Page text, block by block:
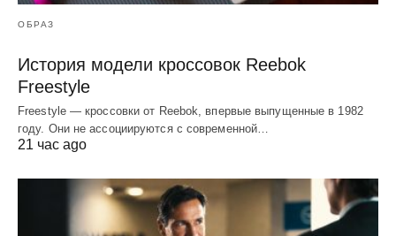
ОБРАЗ
История модели кроссовок Reebok
Freestyle
Freestyle — кроссовки от Reebok, впервые выпущенные в 1982
году. Они не ассоциируются с современной…
21 час ago